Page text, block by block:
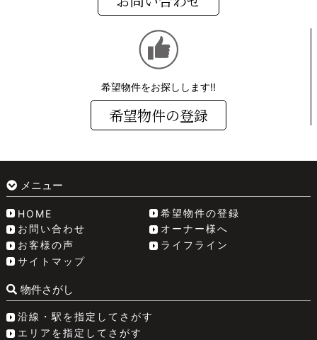
希望物件をお探しします!!
希望物件の登録
メニュー
HOME
希望物件の登録
お問い合わせ
オーナー様へ
お客様の声
ライフライン
サイトマップ
物件さがし
沿線・駅を指定してさがす
エリアを指定してさがす